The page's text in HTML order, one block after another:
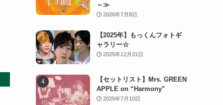
～≫
2026年7月8日
【2025年】もっくんフォトギ
ャラリー☆
2025年12月31日
【セットリスト】Mrs. GREEN
APPLE on “Harmony”
2025年7月10日